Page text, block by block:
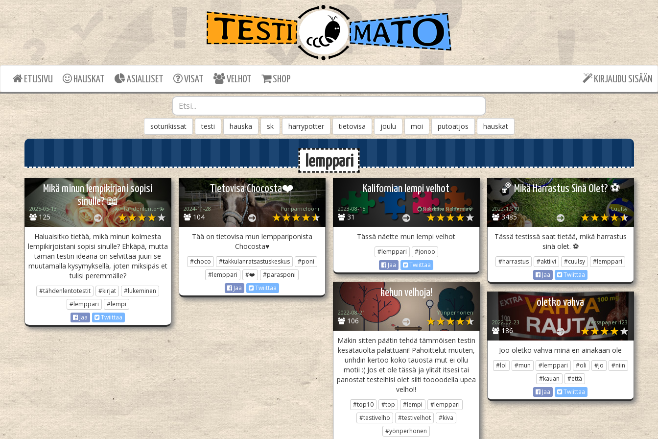
ETUSIVU HAUSKAT ASIALLISET VISAT VELHOT SHOP KIRJAUDU SISÄÄN
soturikissat testi hauska sk harrypotter tietovisa joulu moi putoatjos hauskat
lemppari
Mikä minun lempikirjani sopisi
sinulle? 📖
125
2025-05-13 💫~Tähdenlento~💫
Haluaisitko tietää, mikä minun kolmesta
lempikirjoistani sopisi sinulle? Ehkäpä, mutta
tämän testin ideana on selvittää juuri se
muutamalla kysymyksellä, joten miksipäs et
tulisi peremmälle?
#tähdenlentotestit #kirjat
#lukeminen
#lemppari
#lempi
Jaa
Twiittaa
Tietovisa Chocosta❤️
104
2024-11-28 Punpamelooni
Tää on tietovisa mun lemppariponista
Chocosta♥️
#choco #takkulanratsastuskeskus
#poni
#lemppari
#❤️
#parasponi
Jaa
Twiittaa
Kalifornian lempi velhot
31
2023-08-15 💍𝕶𝖆𝖉𝖊𝖍𝖙𝖎𝖛𝖆 𝕶𝖆𝖑𝖎𝖋𝖔𝖗𝖓𝖎𝖆💎
Tässä näette mun lempi velhot
#lemppari
#jonoo
Jaa
Twiittaa
🏀 Mikä Harrastus Sinä Olet? ⚽
3485
2022-12-10 Cuulsy
Tässä testissä saat tietää, mikä harrastus
sinä olet. ⚽
#harrastus #aktiivi #cuulsy
#lemppari
Jaa
Twiittaa
kehun velhoja!
106
2022-08-21 Yönperhonen
Mäkin sitten päätin tehdä tämmöisen testin
kesätauolta palattuani! Pahoittelut muuten,
unhdin kertoo koko tauosta mut ei ollu
motii :( Jos et ole tässä ja ylität itsesi tai
panostat testeihisi olet silti toooodella upea
velho!!
#top10 #top #lempi
#lemppari
#testivelho
#testivelhot
#kiva
#yönperhonen
oletko vahva
186
2022-02-23 vessapaperi123
Joo oletko vahva minä en ainakaan ole
#lol #mun #lemppari #oli #jo
#niin
#kauan
#että
Jaa
Twiittaa